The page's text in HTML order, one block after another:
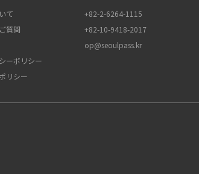
て
質問
ーポリシー
リシー
+82-2-6264-1115
+82-10-9418-2017
op@seoulpass.kr